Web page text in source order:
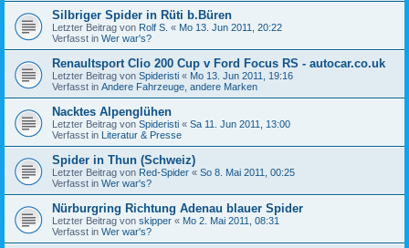
Silbriger Spider in Rüti b.Büren
Letzter Beitrag von Rolf S. « Mo 13. Jun 2011, 20:22
Verfasst in Wer war's?
Renaultsport Clio 200 Cup v Ford Focus RS - autocar.co.uk
Letzter Beitrag von Spideristi « Mo 13. Jun 2011, 19:16
Verfasst in Andere Fahrzeuge, andere Marken
Nacktes Alpenglühen
Letzter Beitrag von Spideristi « Sa 11. Jun 2011, 13:00
Verfasst in Literatur & Presse
Spider in Thun (Schweiz)
Letzter Beitrag von Red-Spider « So 8. Mai 2011, 00:25
Verfasst in Wer war's?
Nürburgring Richtung Adenau blauer Spider
Letzter Beitrag von skipper « Mo 2. Mai 2011, 08:31
Verfasst in Wer war's?